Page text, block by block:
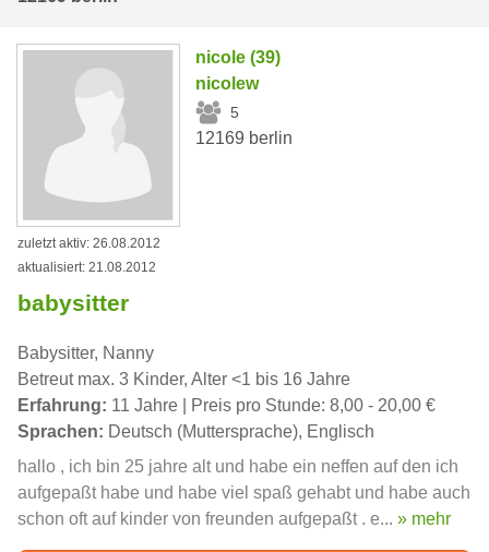
nicole (39)
nicolew
5
12169 berlin
zuletzt aktiv: 26.08.2012
aktualisiert: 21.08.2012
babysitter
Babysitter, Nanny
Betreut max. 3 Kinder, Alter <1 bis 16 Jahre
Erfahrung: 11 Jahre | Preis pro Stunde: 8,00 - 20,00 €
Sprachen: Deutsch (Muttersprache), Englisch
hallo , ich bin 25 jahre alt und habe ein neffen auf den ich
aufgepaßt habe und habe viel spaß gehabt und habe auch
schon oft auf kinder von freunden aufgepaßt . e... » mehr